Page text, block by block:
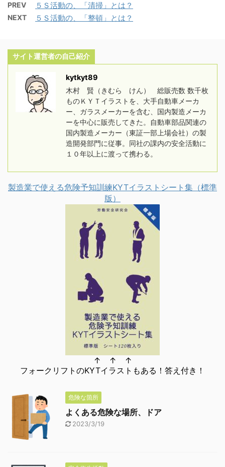
PREV ５Ｓ活動の、「清掃」とは？
NEXT ５Ｓ活動の、「整頓」とは？
サイト運営者の自己紹介
kytkyt89
木村 賢（きむら けん） 総販売数 数千枚
ものＫＹＴイラストを、大手自動車メーカ
ー、ガラスメーカーを含む、国内製造メーカ
ーを中心に販売してきた。自動車部品関連の
国内製造メーカー（東証一部上場会社）の製
造開発部門に従事。同社の課内の安全活動に
１０年以上に渡って携わる。
製造業で使える危険予知訓練KYTイラストシート集（標準
版）
↑ ↑ ↑
フォークリフトのKYTイラストもある！答え付き！
危険な箇所
よくある危険な場所、ドア
2023/3/19